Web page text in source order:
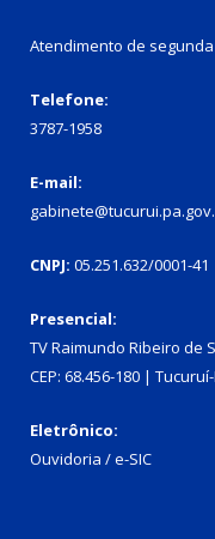
Atendimento de
Telefone:
3787-1958
E-mail:
CNPJ: 05.251.632/0001-41
Presencial:
TV Raimundo Ribeiro de
CEP: 68.456-180 |
Eletrônico:
Ouvidoria /e-SIC